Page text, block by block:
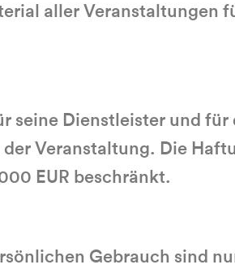
aller Veranstaltungen
seine Dienstleister und
Veranstaltung. Die
EUR beschränkt.
Gebrauch sind